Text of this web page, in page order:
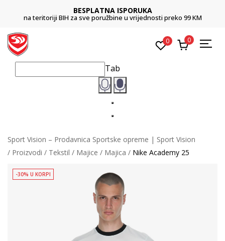
BESPLATNA ISPORUKA
na teritoriji BIH za sve poružbine u vrijednosti preko 99 KM
0 0
Tab
Sport Vision – Prodavnica Sportske opreme | Sport Vision
Proizvodi
Tekstil Majice Majica Nike Academy 25
-30% U KORPI